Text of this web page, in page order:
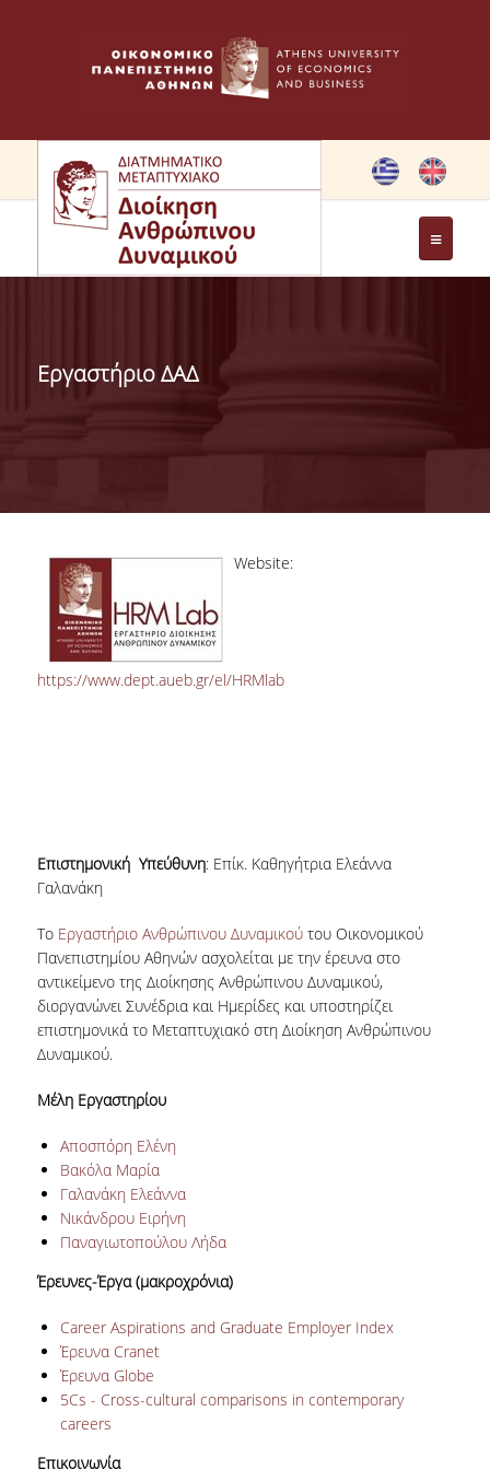
ΧΑΙΡΕΤΙΣΜΟΣ ΔΙΕΥΘΥΝΤΡΙΑΣ ΔΠΜΣ
ΧΑΙΡΕΤΙΣΜΟΣ ΙΔΡΥΤΡΙΑΣ
ΜΑΘΗΜΑΤΑ
ΟΔΗΓΟΣ ΣΠΟΥΔΩΝ
ΣΥΧΝΕΣ ΕΡΩΤΗΣΕΙΣ / FAQS
ΦΟΙΤΗΤΕΣ
ΤΜΗΜΑ ΠΛΗΡΟΥΣ ΦΟΙΤΗΣΗΣ
ΦΟΡΜΑ ΥΠΟΒΟΛΗΣ ΠΑΡΑΠΟΝΩΝ
ΑΠΟΦΟΙΤΟΙ
ΑΠΑΣΧΟΛΗΣΗ ΑΠΟΦΟΙΤΩΝ
ΑΠΟΦΟΙΤΗΣΗ
HR STORIES
Εργαστήριο ΔΑΔ
Website:
https://www.dept.aueb.gr/el/HRMlab
Eπιστημονική Υπεύθυνη: Επίκ. Καθηγήτρια Ελεάννα
Γαλανάκη
Το Εργαστήριο Ανθρώπινου Δυναμικούτου Οικονομικού
Πανεπιστημίου Αθηνών ασχολείται με την έρευνα στο
αντικείμενο της Διοίκησης Ανθρώπινου Δυναμικού,
διοργανώνει Συνέδρια και Ημερίδες και υποστηρίζει
επιστημονικά το Μεταπτυχιακό στη Διοίκηση Ανθρώπινου
Δυναμικού.
Μέλη Εργαστηρίου
Αποσπόρη Ελένη
Βακόλα Μαρία
Γαλανάκη Ελεάννα
Νικάνδρου Ειρήνη
Παναγιωτοπούλου Λήδα
Έρευνες-Έργα (μακροχρόνια)
Career Aspirations and Graduate Employer Index
Έρευνα Cranet
Έρευνα Globe
5Cs - Cross-cultural comparisons in contemporary
careers
Επικοινωνία